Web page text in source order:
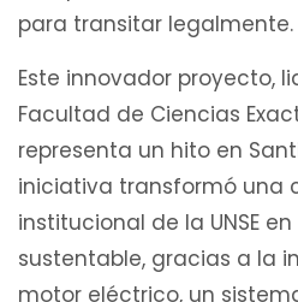
para transitar legalmente.
Este innovador proyecto,
Facultad de Ciencias
representa un hito en
iniciativa transformó una
institucional de la UNSE
sustentable, gracias a la
motor eléctrico, un